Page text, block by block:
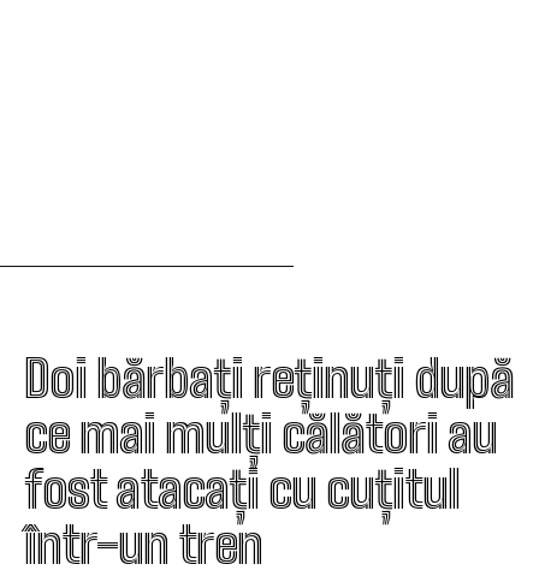
Doi bărbați reținuți după
ce mai mulți călători au
fost atacați cu cuțitul
într-un tren